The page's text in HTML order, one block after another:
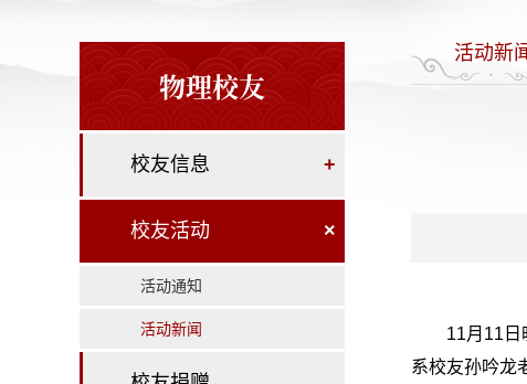
物理校友
校友信息 +
校友活动 ×
活动通知
活动新闻
活动新
11月11日
系校友孙吟龙